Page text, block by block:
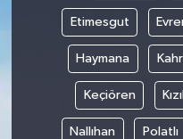
Etimesgut
Haymana
Keçiören
Nallıhan Polatlı